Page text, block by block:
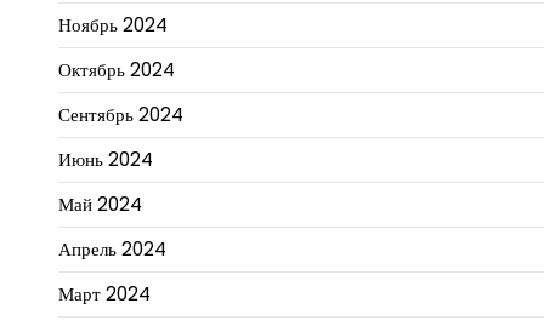
Ноябрь 2024
Октябрь 2024
Сентябрь 2024
Июнь 2024
Май 2024
Апрель 2024
Март 2024